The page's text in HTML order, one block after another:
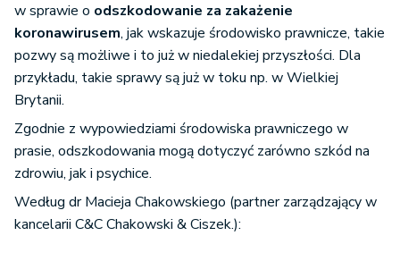
w sprawie o odszkodowanie za zakażenie
koronawirusem, jak wskazuje środowisko prawnicze, takie
pozwy są możliwe i to już w niedalekiej przyszłości. Dla
przykładu, takie sprawy są już w toku np. w Wielkiej
Brytanii.
Zgodnie z wypowiedziami środowiska prawniczego w
prasie, odszkodowania mogą dotyczyć zarówno szkód na
zdrowiu, jak i psychice.
Według dr Macieja Chakowskiego (partner zarządzający w
kancelarii C&C Chakowski & Ciszek.):